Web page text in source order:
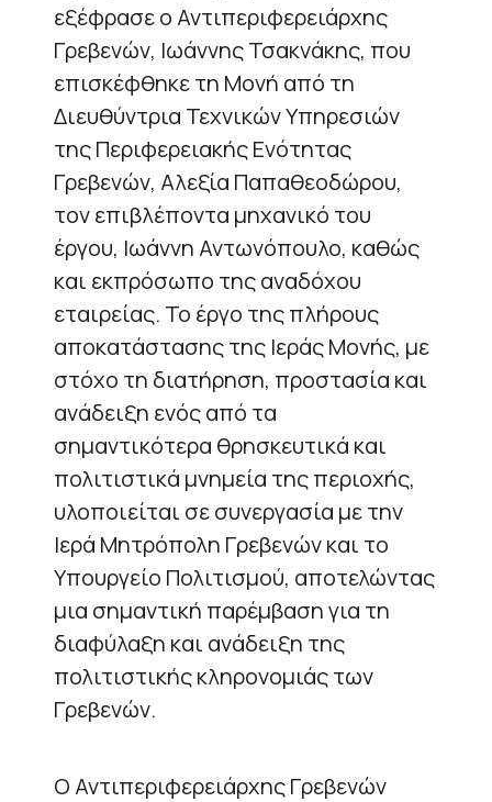
εξέφρασε ο Αντιπεριφερειάρχης
Γρεβενών, Ιωάννης Τσακνάκης, που
επισκέφθηκε τη Μονή από τη
Διευθύντρια Τεχνικών Υπηρεσιών
της Περιφερειακής Ενότητας
Γρεβενών, Αλεξία Παπαθεοδώρου,
τον επιβλέποντα μηχανικό του
έργου, Ιωάννη Αντωνόπουλο, καθώς
και εκπρόσωπο της αναδόχου
εταιρείας. Το έργο της πλήρους
αποκατάστασης της Ιεράς Μονής, με
στόχο τη διατήρηση, προστασία και
ανάδειξη ενός από τα
σημαντικότερα θρησκευτικά και
πολιτιστικά μνημεία της περιοχής,
υλοποιείται σε συνεργασία με την
Ιερά Μητρόπολη Γρεβενών και το
Υπουργείο Πολιτισμού, αποτελώντας
μια σημαντική παρέμβαση για τη
διαφύλαξη και ανάδειξη της
πολιτιστικής κληρονομιάς των
Γρεβενών.
Ο Αντιπεριφερειάρχης Γρεβενών